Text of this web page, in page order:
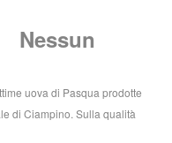
uova di Pasqua prodotte
di Ciampino. Sulla qualità